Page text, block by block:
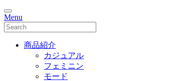
Menu
商品紹介
カジュアル
フェミニン
モード